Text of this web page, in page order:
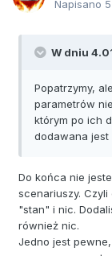
Napisano
W dniu
Popatrzymy,
parametrów
którym po ich
dodawana jest
Do końca nie
scenariuszy.
"stan" i nic.
również nic.
Jedno jest